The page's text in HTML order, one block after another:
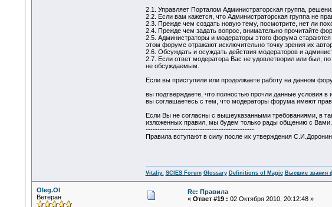
2.1. Управляет Порталом Администраторская группа,
2.2. Если вам кажется, что Администраторская группа не
2.3. Прежде чем создать новую тему, посмотрите, нет ли
2.4. Прежде чем задать вопрос, внимательно прочитайте
2.5. Администраторы и модераторы этого форума
этом форуме отражают исключительно точку зрения их
2.6. Обсуждать и осуждать действия модераторов и
2.7. Если ответ модератора Вас не удовлетворил или был,
не обсуждаемым.
Если вы приступили или продолжаете работу на данном
вы подтверждаете, что полностью прочли данные условия
вы соглашаетесь с тем, что модераторы форума имеют
Если Вы не согласны с вышеуказанными требованиями, в
изложенных правил, мы будем только рады общению с Вами...
----------------------------------------------
Правила вступают в силу после их утверждения
Vitaliy: SCIES Forum Glossary Definitions of Magic Высшие звания
Oleg.Ol
Ветеран
Re: Правила
« Ответ #19 : 02 Октября 2010, 20:12:48 »